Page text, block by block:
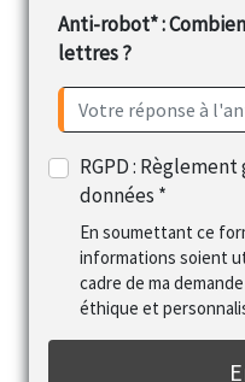
Anti-robot* :
lettres ?
RGPD :
données *
En soumettant ce
informations soient
cadre de ma
éthique et